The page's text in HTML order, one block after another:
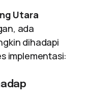
Utara
ada
dihadapi
implementasi: